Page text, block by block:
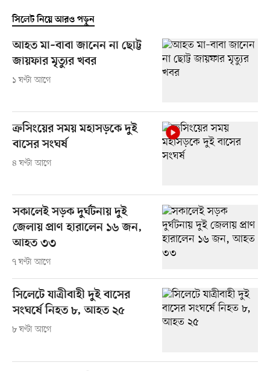
সিলেট নিয়ে আরও পড়ুন
আহত মা–বাবা জানেন না ছোট্ট
জায়ফার মৃত্যুর খবর
১ ঘণ্টা আগে
ক্রসিংয়ের সময় মহাসড়কে দুই
বাসের সংঘর্ষ
৪ ঘণ্টা আগে
সকালেই সড়ক দুর্ঘটনায় দুই
জেলায় প্রাণ হারালেন ১৬ জন,
আহত ৩৩
৭ ঘণ্টা আগে
সিলেটে যাত্রীবাহী দুই বাসের
সংঘর্ষে নিহত ৮, আহত ২৫
৮ ঘণ্টা আগে